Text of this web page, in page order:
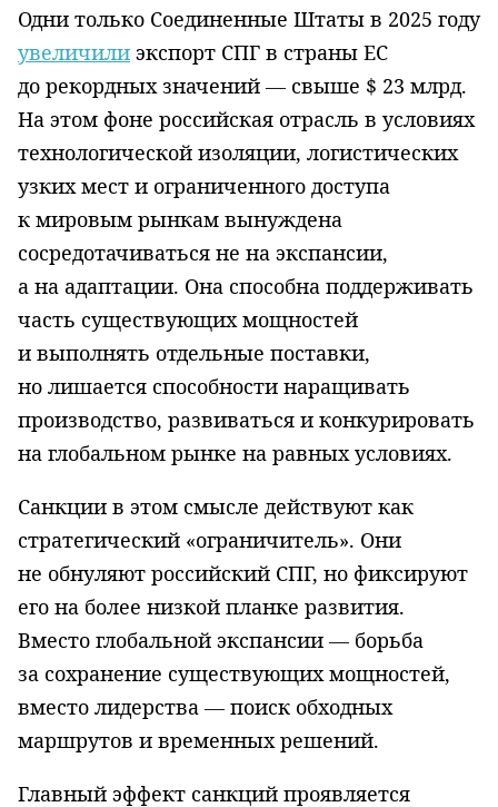
Одни только Соединенные Штаты в 2025 году
увеличили экспорт СПГ в страны ЕС
до рекордных значений — свыше $ 23 млрд.
На этом фоне российская отрасль в условиях
технологической изоляции, логистических
узких мест и ограниченного доступа
к мировым рынкам вынуждена
сосредотачиваться не на экспансии,
а на адаптации. Она способна поддерживать
часть существующих мощностей
и выполнять отдельные поставки,
но лишается способности наращивать
производство, развиваться и конкурировать
на глобальном рынке на равных условиях.
Санкции в этом смысле действуют как
стратегический «ограничитель». Они
не обнуляют российский СПГ, но фиксируют
его на более низкой планке развития.
Вместо глобальной экспансии — борьба
за сохранение существующих мощностей,
вместо лидерства — поиск обходных
маршрутов и временных решений.
Главный эффект санкций проявляется